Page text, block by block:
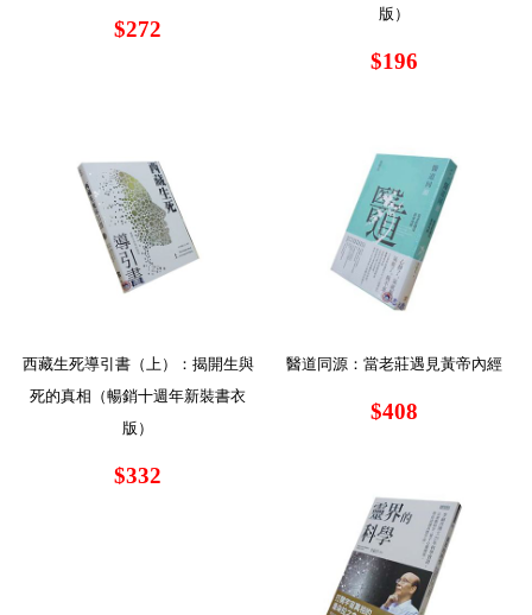
$272
版）
$196
西藏生死導引書（上）：揭開生與
死的真相（暢銷十週年新裝書衣
版）
$332
醫道同源：當老莊遇見黃帝內經
$408